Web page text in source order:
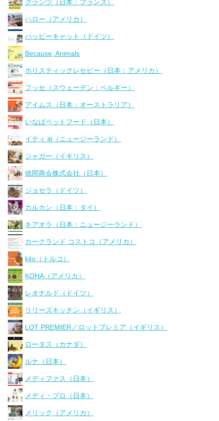
グランツ（日本：フランス）
ハロー（アメリカ）
ハッピーキャット（ドイツ）
Because, Animals
ホリスティックレセピー（日本：アメリカ）
フッセ（スウェーデン：ベルギー）
アイムス（日本：オーストラリア）
いなばペットフード（日本）
イティ iti（ニュージーランド）
ジャガー（イギリス）
徳岡商会株式会社（日本）
ジョセラ（ドイツ）
カルカン（日本：タイ）
キアオラ（日本：ニュージーランド）
カークランド コストコ（アメリカ）
kito（トルコ）
KOHA（アメリカ）
レオナルド（ドイツ）
リリーズキッチン（イギリス）
LOT PREMIER／ロットプレミア（イギリス）
ロータス（カナダ）
ルナ（日本）
メディファス（日本）
メディ・プロ（日本）
メリック（アメリカ）